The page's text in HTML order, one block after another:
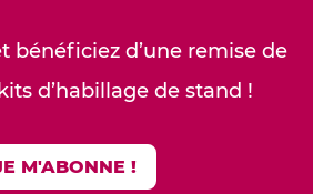
bénéficiez d’une remise de
d’habillage de stand !
M'ABONNE !